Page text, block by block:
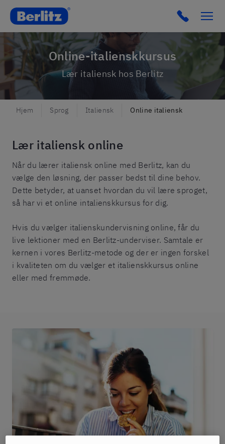
Berlitz DK Click to
Online-italienskkursus
Lær italiensk hos Berlitz
Hjem Sprog Italiensk Online italiensk
Lær italiensk online
Når du lærer italiensk online med Berlitz, kan du
vælge den løsning, der passer bedst til dine behov.
Dette betyder, at uanset hvordan du vil lære sproget,
så har vi et online intalienskkursus for dig.
Hvis du vælger italienskundervisning online, får du
live lektioner med en Berlitz-underviser. Samtale er
kernen i vores Berlitz-metode og der er ingen forskel
i kvaliteten om du vælger et italienskkursus online
eller med fremmøde.